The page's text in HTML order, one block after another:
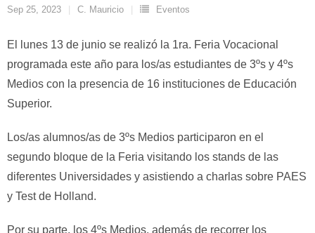
Sep 25, 2023 C. Mauricio Eventos
El lunes 13 de junio se realizó la 1ra. Feria Vocacional
programada este año para los/as estudiantes de 3ºs y 4ºs
Medios con la presencia de 16 instituciones de Educación
Superior.
Los/as alumnos/as de 3ºs Medios participaron en el
segundo bloque de la Feria visitando los stands de las
diferentes Universidades y asistiendo a charlas sobre PAES
y Test de Holland.
Por su parte, los 4ºs Medios, además de recorrer los